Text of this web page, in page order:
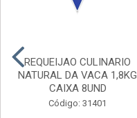
REQUEIJAO CULINARIO
NATURAL DA VACA 1,8KG
CAIXA 8UND
Código: 31401